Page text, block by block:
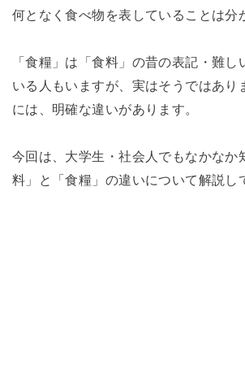
何となく食べ物を表していることは分
「食糧」は「食料」の昔の表記・難し
いる人もいますが、実はそうではあり
には、明確な違いがあります。
今回は、大学生・社会人でもなかなか
料」と「食糧」の違いについて解説し